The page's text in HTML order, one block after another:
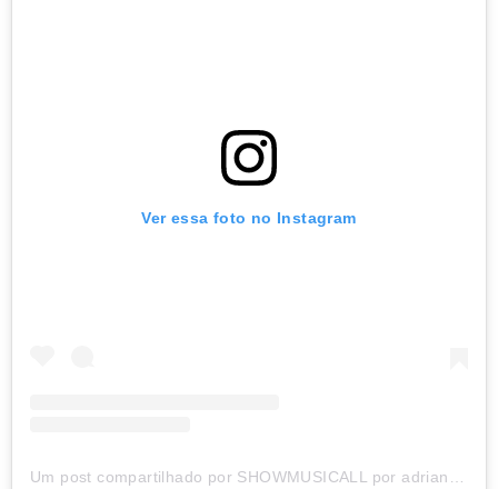
Ver essa foto no Instagram
Um post compartilhado por SHOWMUSICALL por adrian coimbra (@showmusicall)